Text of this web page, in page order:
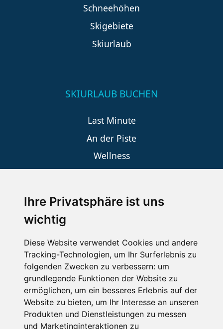
Ihre Privatsphäre ist uns
wichtig
Diese Website verwendet Cookies und andere
Tracking-Technologien, um Ihr Surferlebnis zu
folgenden Zwecken zu verbessern: um
grundlegende Funktionen der Website zu
ermöglichen, um ein besseres Erlebnis auf der
Website zu bieten, um Ihr Interesse an unseren
Produkten und Dienstleistungen zu messen
und Marketinginteraktionen zu
Schneehöhen
Skigebiete
Skiurlaub
SKIURLAUB BUCHEN
Last Minute
An der Piste
Wellness
SCHNEEHÖHEN SKI APP
Die Schneehoehen Ski APP für iOS und Android - Ein
Muss für alle Wintersportler und Schneefreaks!